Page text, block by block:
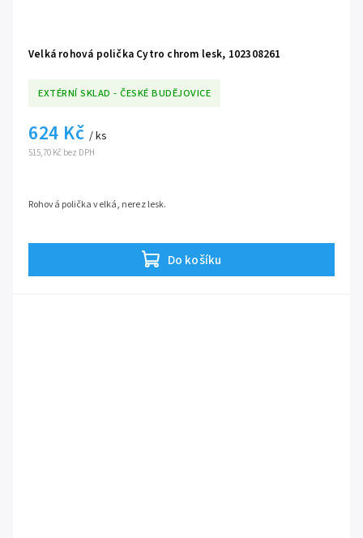
Velká rohová polička Cytro chrom lesk, 102308261
EXTÉRNÍ SKLAD - ČESKÉ BUDĚJOVICE
515,70 Kč bez DPH
624 Kč / ks
Do košíku
Rohová polička velká, nerez lesk.